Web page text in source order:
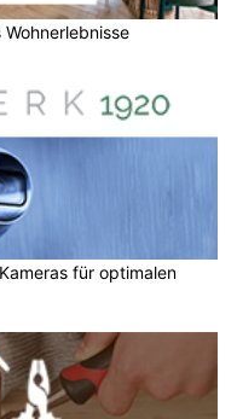
Wohnerlebnisse
für optimalen